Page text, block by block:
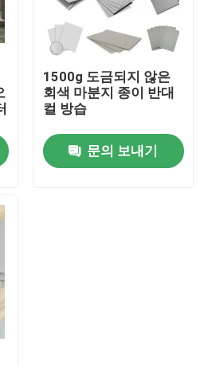
1500g 도금되지 않은
회색 마분지 종이 반대
컬 방습
문의 보내기